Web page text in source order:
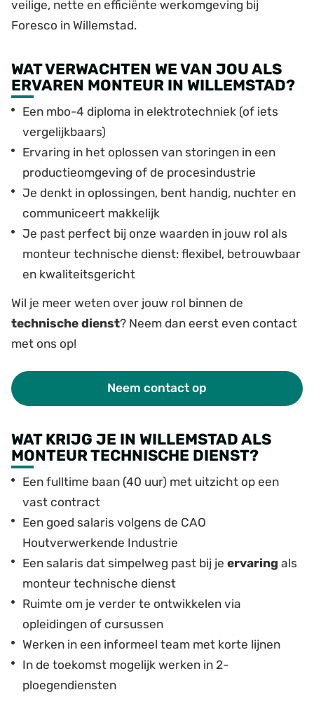
veilige, nette en efficiënte werkomgeving bij
Foresco in Willemstad.
WAT VERWACHTEN WE VAN JOU ALS
ERVAREN MONTEUR IN WILLEMSTAD?
Een mbo-4 diploma in elektrotechniek (of iets
vergelijkbaars)
Ervaring in het oplossen van storingen in een
productieomgeving of de procesindustrie
Je denkt in oplossingen, bent handig, nuchter en
communiceert makkelijk
Je past perfect bij onze waarden in jouw rol als
monteur technische dienst: flexibel, betrouwbaar
en kwaliteitsgericht
Wil je meer weten over jouw rol binnen de
technische dienst? Neem dan eerst even contact
met ons op!
Neem contact op
WAT KRIJG JE IN WILLEMSTAD ALS
MONTEUR TECHNISCHE DIENST?
Een fulltime baan (40 uur) met uitzicht op een
vast contract
Een goed salaris volgens de CAO
Houtverwerkende Industrie
Een salaris dat simpelweg past bij je ervaring als
monteur technische dienst
Ruimte om je verder te ontwikkelen via
opleidingen of cursussen
Werken in een informeel team met korte lijnen
In de toekomst mogelijk werken in 2-
ploegendiensten